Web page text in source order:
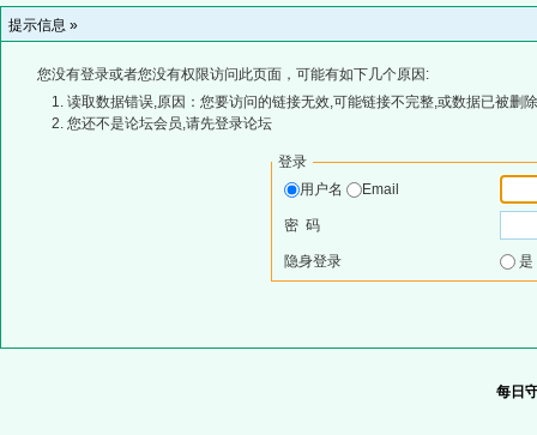
提示信息 »
您没有登录或者您没有权限访问此页面，可能有如下几个原因:
读取数据错误,原因：您要访问的链接无效,可能链接不完整,或数据已被删
您还不是论坛会员,请先登录论坛
登录
用户名
Email
密 码
隐身登录
每日